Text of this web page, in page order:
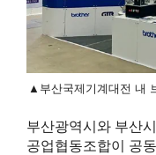
▲부산국제기계대전 내
부산광역시와 부산
공업협동조합이 공